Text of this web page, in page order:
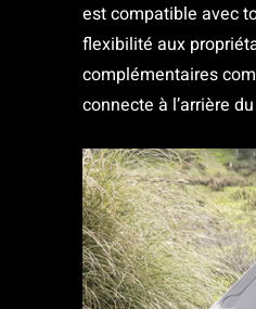
est compatible avec
flexibilité aux
complémentaires
connecte à l’arrière